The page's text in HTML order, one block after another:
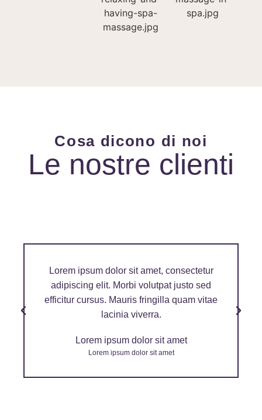
Cosa dicono di noi
Le nostre clienti
Lorem ipsum dolor sit amet, consectetur
adipiscing elit. Morbi volutpat justo sed
efficitur cursus. Mauris fringilla quam vitae
lacinia viverra.
Lorem ipsum dolor sit amet
Lorem ipsum dolor sit amet